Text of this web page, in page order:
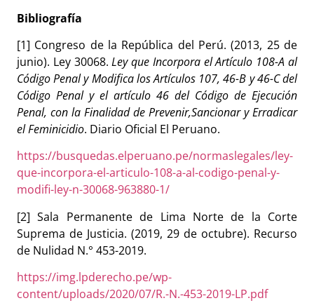
Bibliografía
[1] Congreso de la República del Perú. (2013, 25 de
junio). Ley 30068.Ley que Incorpora el Artículo 108-A al
Código Penal y Modifica los Artículos 107, 46-B y 46-C del
Código Penal y el artículo 46 del Código de Ejecución
Penal, con la Finalidad de Prevenir,Sancionar y Erradicar
el Feminicidio. Diario Oficial El Peruano.
https://busquedas.elperuano.pe/normaslegales/ley-
que-incorpora-el-articulo-108-a-al-codigo-penal-y-
modifi-ley-n-30068-963880-1/
[2] Sala Permanente de Lima Norte de la Corte
Suprema de Justicia. (2019, 29 de octubre). Recurso
de Nulidad N.° 453-2019.
https://img.lpderecho.pe/wp-
content/uploads/2020/07/R.-N.-453-2019-LP.pdf